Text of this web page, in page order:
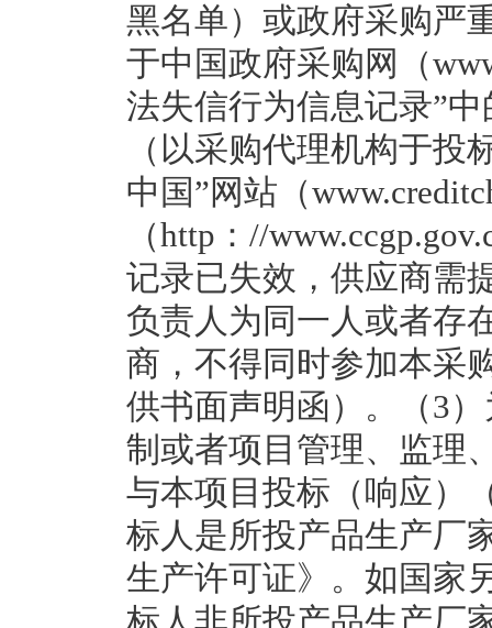
黑名单）或政府采购严
于中国政府采购网（
法失信行为信息记录”
（以采购代理机构于投
中国”网站（
（http：//
记录已失效，供应商需
负责人为同一人或者存
商，不得同时参加本采
供书面声明函）。（3
制或者项目管理、监理
与本项目投标（响应）
标人是所投产品生产厂
生产许可证》。如国家